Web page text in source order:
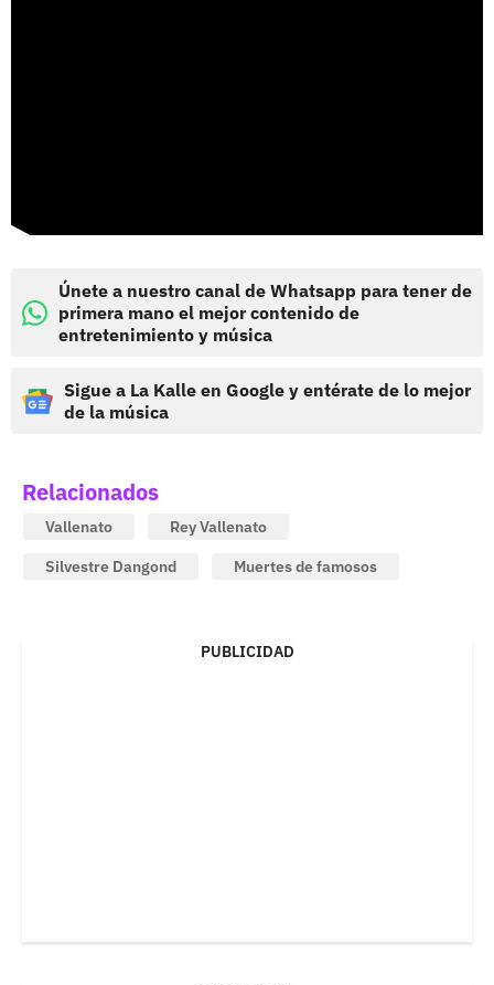
Únete a nuestro canal de Whatsapp para tener de
primera mano el mejor contenido de
entretenimiento y música
Sigue a La Kalle en Google y entérate de lo mejor
de la música
Relacionados
Vallenato
Rey Vallenato
Silvestre Dangond
Muertes de famosos
PUBLICIDAD